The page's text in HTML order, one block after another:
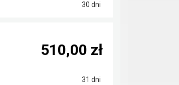
30 dni
31 dni
510,00 zł